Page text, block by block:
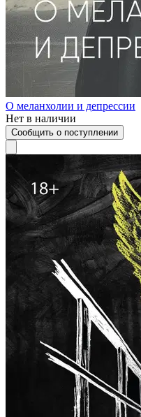
О меланхолии и депрессии
Нет в наличии
Сообщить о поступлении